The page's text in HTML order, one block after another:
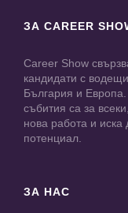
ЗА CAREER
Career Show
кандидати с
България и
събития са за
нова работа и иска
потенциал.
ЗА НАС